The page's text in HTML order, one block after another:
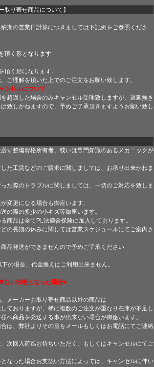
取り寄せ商品について】
期の営業日計算につきましては下記例をご参照くださ
頂く形となります
頂く形になります。
ご理解を頂いた上でのご注文をお願い致します。
ンセルについて
超過した場合のみキャンセル受理致しますが、遅延無き
致しかねますので、予めご了承頂きますようお願い致し
必ず整備資格所有者、或いは専門知識のあるメカニックが
た工賃などのご請求に関しましては、お承り出来かねま
た際のトラブルに関しましては、一切のご対応を致しま
変更になる場合も御座います。
の際の多少の小キズ等御座います。
商品は全てPL法適合保険に加入しております。
どの長期の休みに関しては営業スケジュールにてご案内さ
品発送ができませんので予めご了承ください
の場合、代金換えはご利用出来ません。
ない状態となった場合■
メーカーお取り寄せ商品以外の商品は
ておりますが、稀に複数のご注文が重なり在庫が不足し
へ商品を発送する事が出来ない場合が御座います。
合は、弊社よりその旨をメールもしくはお電話にてご連絡
次回入荷迄お待ちいただく、もしくはキャンセルにてご
なった場合お支払い方法によっては、キャンセルに伴い